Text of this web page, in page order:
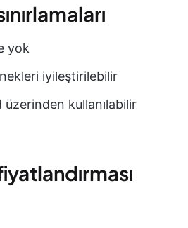
yok
iyileştirilebilir
üzerinden kullanılabilir